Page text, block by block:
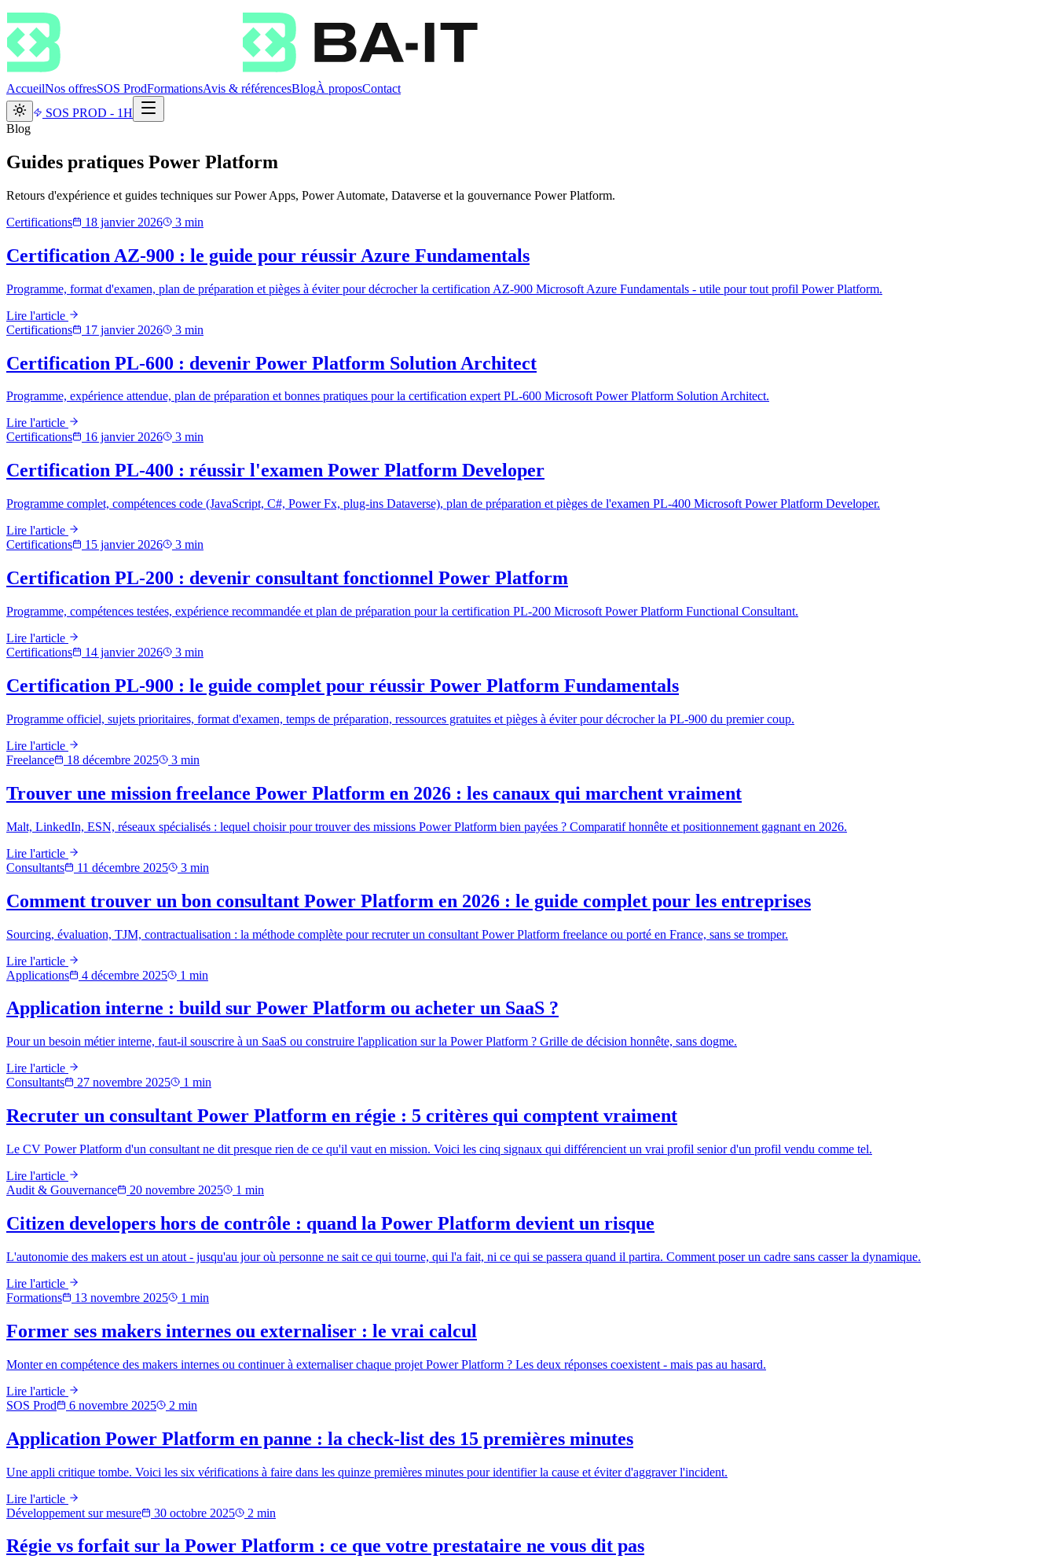
AccueilNos offresSOS ProdFormationsAvis & référencesBlogÀ proposContact
SOS PROD - 1H
Blog
Guides pratiques Power Platform
Retours d'expérience et guides techniques sur Power Apps, Power Automate, Dataverse et la gouvernance Power Platform.
Certifications
18 janvier 2026 3 min
Certification AZ-900 : le guide pour réussir Azure Fundamentals
Programme, format d'examen, plan de préparation et pièges à éviter pour décrocher la certification AZ-900 Microsoft Azure Fundamentals - utile pour tout profil Power Platform.
Lire l'article
Certifications
17 janvier 2026 3 min
Certification PL-600 : devenir Power Platform Solution Architect
Programme, expérience attendue, plan de préparation et bonnes pratiques pour la certification expert PL-600 Microsoft Power Platform Solution Architect.
Lire l'article
Certifications
16 janvier 2026 3 min
Certification PL-400 : réussir l'examen Power Platform Developer
Programme complet, compétences code (JavaScript, C#, Power Fx, plug-ins Dataverse), plan de préparation et pièges de l'examen PL-400 Microsoft Power Platform Developer.
Lire l'article
Certifications
15 janvier 2026 3 min
Certification PL-200 : devenir consultant fonctionnel Power Platform
Programme, compétences testées, expérience recommandée et plan de préparation pour la certification PL-200 Microsoft Power Platform Functional Consultant.
Lire l'article
Certifications
14 janvier 2026 3 min
Certification PL-900 : le guide complet pour réussir Power Platform Fundamentals
Programme officiel, sujets prioritaires, format d'examen, temps de préparation, ressources gratuites et pièges à éviter pour décrocher la PL-900 du premier coup.
Lire l'article
Freelance
18 décembre 2025 3 min
Trouver une mission freelance Power Platform en 2026 : les canaux qui marchent vraiment
Malt, LinkedIn, ESN, réseaux spécialisés : lequel choisir pour trouver des missions Power Platform bien payées ? Comparatif honnête et positionnement gagnant en 2026.
Lire l'article
Consultants
11 décembre 2025 3 min
Comment trouver un bon consultant Power Platform en 2026 : le guide complet pour les entreprises
Sourcing, évaluation, TJM, contractualisation : la méthode complète pour recruter un consultant Power Platform freelance ou porté en France, sans se tromper.
Lire l'article
Applications
4 décembre 2025 1 min
Application interne : build sur Power Platform ou acheter un SaaS ?
Pour un besoin métier interne, faut-il souscrire à un SaaS ou construire l'application sur la Power Platform ? Grille de décision honnête, sans dogme.
Lire l'article
Consultants
27 novembre 2025 1 min
Recruter un consultant Power Platform en régie : 5 critères qui comptent vraiment
Le CV Power Platform d'un consultant ne dit presque rien de ce qu'il vaut en mission. Voici les cinq signaux qui différencient un vrai profil senior d'un profil vendu comme tel.
Lire l'article
Audit & Gouvernance
20 novembre 2025 1 min
Citizen developers hors de contrôle : quand la Power Platform devient un risque
L'autonomie des makers est un atout - jusqu'au jour où personne ne sait ce qui tourne, qui l'a fait, ni ce qui se passera quand il partira. Comment poser un cadre sans casser la dynamique.
Lire l'article
Formations
13 novembre 2025 1 min
Former ses makers internes ou externaliser : le vrai calcul
Monter en compétence des makers internes ou continuer à externaliser chaque projet Power Platform ? Les deux réponses coexistent - mais pas au hasard.
Lire l'article
SOS Prod
6 novembre 2025 2 min
Application Power Platform en panne : la check-list des 15 premières minutes
Une appli critique tombe. Voici les six vérifications à faire dans les quinze premières minutes pour identifier la cause et éviter d'aggraver l'incident.
Lire l'article
Développement sur mesure
30 octobre 2025 2 min
Régie vs forfait sur la Power Platform : ce que votre prestataire ne vous dit pas